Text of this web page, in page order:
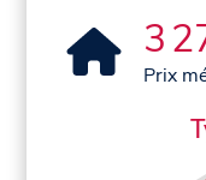
3
Prix